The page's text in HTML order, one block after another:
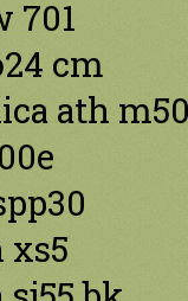
701
cm
ath
xs5